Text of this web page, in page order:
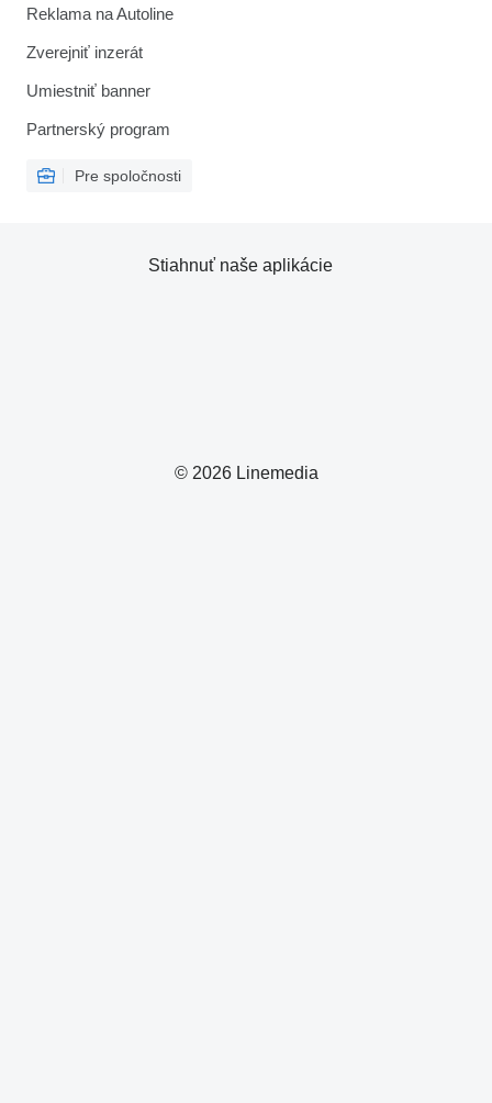
Reklama na Autoline
Zverejniť inzerát
Umiestniť banner
Partnerský program
Pre spoločnosti
© 2026 Linemedia
Stiahnuť naše aplikácie